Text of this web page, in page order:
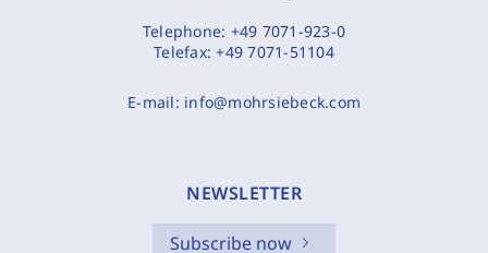
Telephone: +49 7071-923-0
Telefax:+49 7071-51104
E-mail: info@mohrsiebeck.com
NEWSLETTER
Subscribe now